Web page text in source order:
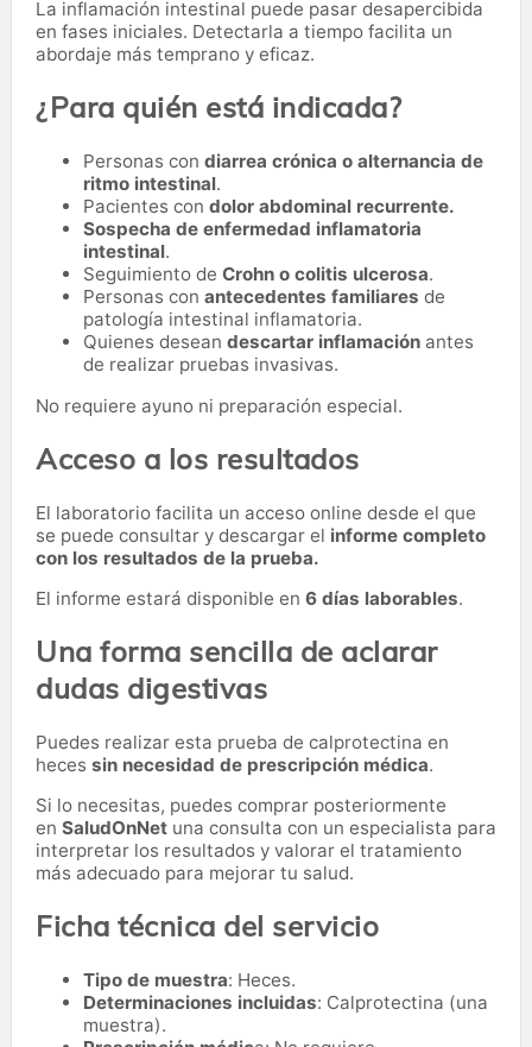
La inflamación intestinal puede pasar desapercibida
en fases iniciales. Detectarla a tiempo facilita un
abordaje más temprano y eficaz.
¿Para quién está indicada?
Personas con diarrea crónica o alternancia de
ritmo intestinal.
Pacientes con dolor abdominal recurrente.
Sospecha de enfermedad inflamatoria
intestinal.
Seguimiento de Crohn o colitis ulcerosa.
Personas con antecedentes familiares de
patología intestinal inflamatoria.
Quienes desean descartar inflamación antes
de realizar pruebas invasivas.
No requiere ayuno ni preparación especial.
Acceso a los resultados
El laboratorio facilita un acceso online desde el que
se puede consultar y descargar el informe completo
con los resultados de la prueba.
El informe estará disponible en 6 días laborables.
Una forma sencilla de aclarar
dudas digestivas
Puedes realizar esta prueba de calprotectina en
heces sin necesidad de prescripción médica.
Si lo necesitas, puedes comprar posteriormente
en SaludOnNet una consulta con un especialista para
interpretar los resultados y valorar el tratamiento
más adecuado para mejorar tu salud.
Ficha técnica del servicio
Tipo de muestra: Heces.
Determinaciones incluidas: Calprotectina (una
muestra).